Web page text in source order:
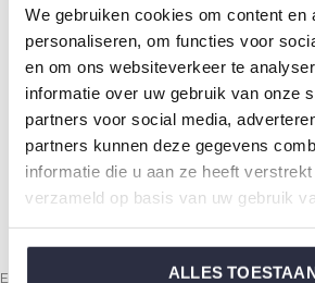
We gebruiken cookies om content en
personaliseren, om functies voor
en om ons websiteverkeer te
informatie over uw gebruik van onze
partners voor social media,
partners kunnen deze gegevens
informatie die u aan ze heeft
verzameld op basis van uw gebruik
ALLES
vind je bij dames pyjama's . Shop nu
Rock jouw
Elke zondagochtend met liefde
wakker wordt.